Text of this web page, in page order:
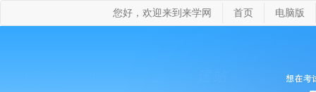
您好，欢迎来到来学网 首页 电脑版